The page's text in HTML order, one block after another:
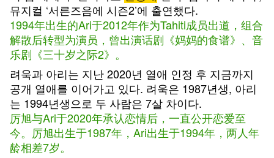
뮤지컬 ‘서른즈음에 시즌2’에 출연했다.
1994年出生的Ari于2012年作为Tahiti成员出道，组合
解散后转型为演员，曾出演话剧《妈妈的食谱》、音
乐剧《三十岁之际2》。
려욱과 아리는 지난 2020년 열애 인정 후 지금까지
공개 열애를 이어가고 있다. 려욱은 1987년생, 아리
는 1994년생으로 두 사람은 7살 차이다.
厉旭与Ari于2020年承认恋情后，一直公开恋爱至
今。厉旭出生于1987年，Ari出生于1994年，两人年
龄相差7岁。